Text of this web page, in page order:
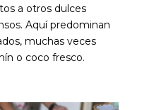
a otros dulces
Aquí predominan
muchas veces
o coco fresco.